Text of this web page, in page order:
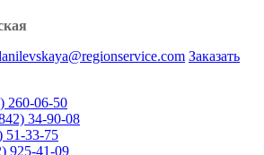
Заказать
260-06-50
34-90-08
51-33-75
925-41-09